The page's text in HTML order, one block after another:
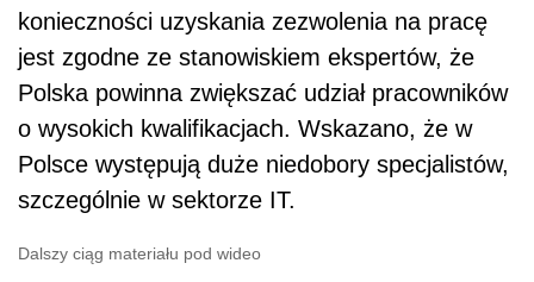
konieczności uzyskania zezwolenia na pracę
jest zgodne ze stanowiskiem ekspertów, że
Polska powinna zwiększać udział pracowników
o wysokich kwalifikacjach. Wskazano, że w
Polsce występują duże niedobory specjalistów,
szczególnie w sektorze IT.
Dalszy ciąg materiału pod wideo